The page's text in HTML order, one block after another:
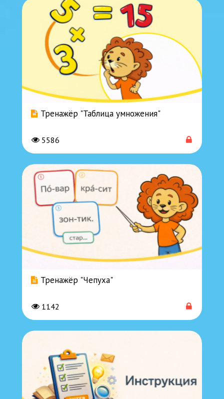
Тренажёр "Таблица умножения"
5586
Тренажёр "Чепуха"
1142